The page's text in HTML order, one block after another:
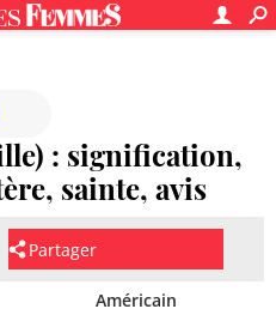
: signification,
sainte, avis
Partager
Américain